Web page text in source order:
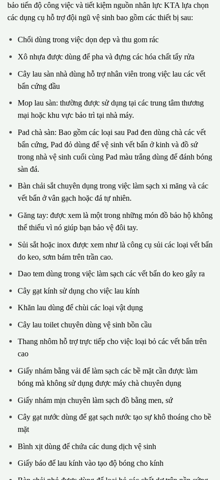
bảo tiến độ công việc và tiết kiệm nguồn nhân lực KTA lựa chọn
các dụng cụ hỗ trợ đội ngũ vệ sinh bao gồm các thiết bị sau:
Chổi dùng trong việc dọn dẹp và thu gom rác
Xô nhựa được dùng để pha và đựng các hóa chất tẩy rửa
Cây lau sàn nhà dùng hỗ trợ nhân viên trong việc lau các vết
bẩn cứng đầu
Mop lau sàn: thường được sử dụng tại các trung tâm thương
mại hoặc khu vực bảo trì tại nhà máy.
Pad chà sàn: Bao gồm các loại sau Pad đen dùng chà các vết
bẩn cứng, Pad đỏ dùng để vệ sinh vết bẩn ở kinh và đồ sứ
trong nhà vệ sinh cuối cùng Pad màu trắng dùng để đánh bóng
sàn đá.
Bàn chải sắt chuyên dụng trong việc làm sạch xi măng và các
vết bẩn ở vân gạch hoặc đá tự nhiên.
Găng tay: được xem là một trong những món đồ bảo hộ không
thể thiếu vì nó giúp bạn bảo vệ đôi tay.
Sủi sắt hoặc inox được xem như là công cụ sủi các loại vết bẩn
do keo, sơm bám trên trần cao.
Dao tem dùng trong việc làm sạch các vết bẩn do keo gây ra
Cây gạt kính sử dụng cho việc lau kính
Khăn lau dùng để chùi các loại vật dụng
Cây lau toilet chuyên dùng vệ sinh bồn cầu
Thang nhôm hỗ trợ trực tiếp cho việc loại bỏ các vết bẩn trên
cao
Giấy nhám bằng vải để làm sạch các bề mặt cần được làm
bóng mà không sử dụng được máy chà chuyên dụng
Giấy nhám mịn chuyên làm sạch đồ bằng men, sứ
Cây gạt nước dùng để gạt sạch nước tạo sự khô thoáng cho bề
mặt
Bình xịt dùng để chứa các dung dịch vệ sinh
Giấy báo để lau kính vào tạo độ bóng cho kính